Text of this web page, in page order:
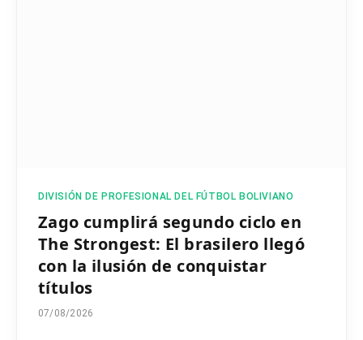
DIVISIÓN DE PROFESIONAL DEL FÚTBOL BOLIVIANO
Zago cumplirá segundo ciclo en
The Strongest: El brasilero llegó
con la ilusión de conquistar
títulos
07/08/2026